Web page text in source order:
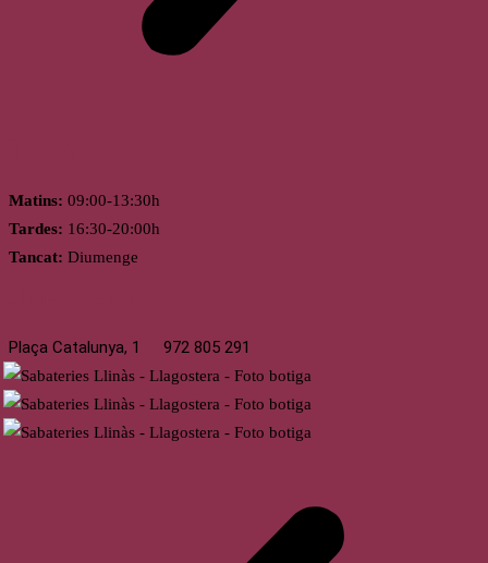
Matins: 09:00-13:30h
Tardes: 16:30-20:00h
Tancat: Diumenge
Plaça Catalunya, 1 972 805 291